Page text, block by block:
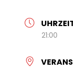
21:00